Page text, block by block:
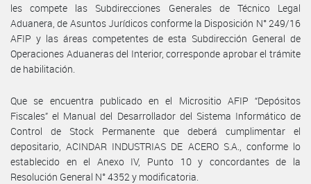
les compete las Subdirecciones Generales de Técnico Legal
Aduanera, de Asuntos Jurídicos conforme la Disposición N° 249/16
AFIP y las áreas competentes de esta Subdirección General de
Operaciones Aduaneras del Interior, corresponde aprobar el trámite
de habilitación.
Que se encuentra publicado en el Micrositio AFIP “Depósitos
Fiscales” el Manual del Desarrollador del Sistema Informático de
Control de Stock Permanente que deberá cumplimentar el
depositario, ACINDAR INDUSTRIAS DE ACERO S.A., conforme lo
establecido en el Anexo IV, Punto 10 y concordantes de la
Resolución General N° 4352 y modificatoria.